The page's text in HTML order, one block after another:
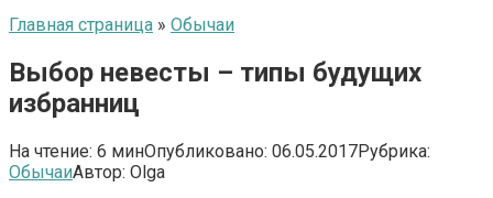
Главная страница » Обычаи
Выбор невесты – типы будущих
избранниц
На чтение: 6 минОпубликовано: 06.05.2017Рубрика:
ОбычаиАвтор: Olga